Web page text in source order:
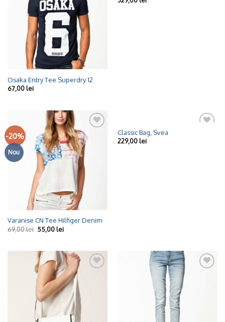
Wishlist
Osaka Entry Tee Superdry 12
67,00lei
-20%
Nou
Adaugă
Wishlist
Varanise CN Tee Hilfiger Denim
69,00lei 55,00lei
Classic Bag, Svea
229,00lei